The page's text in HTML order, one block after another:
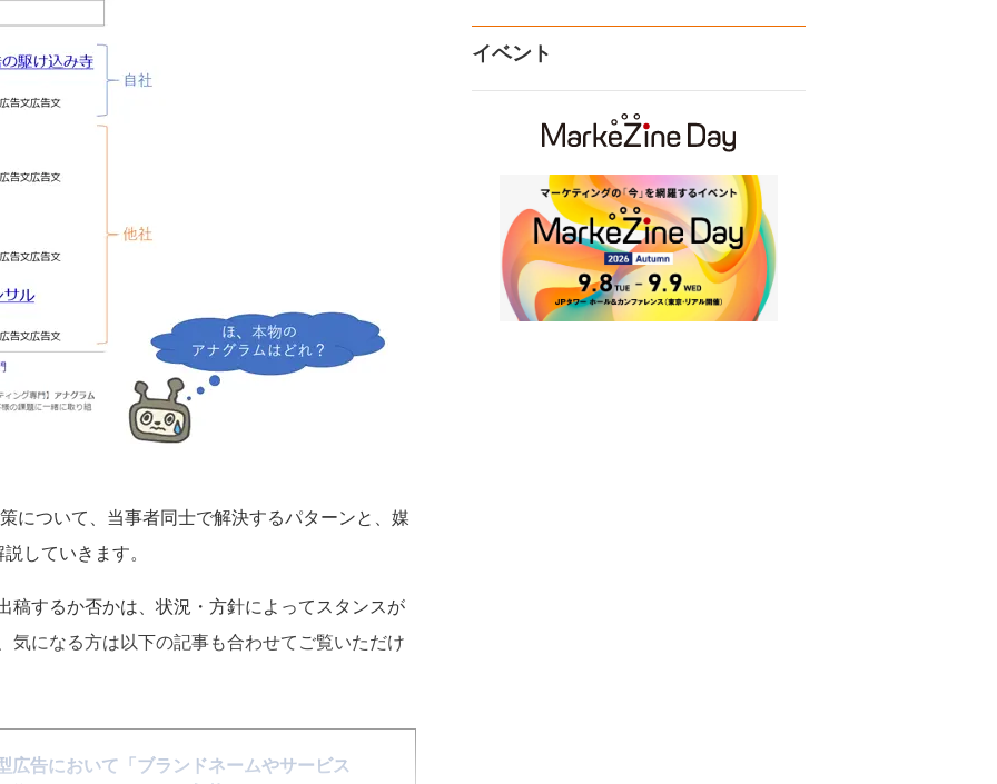
ついて、当事者同士で解決するパターンと、媒
していきます。
するか否かは、状況・方針によってスタンスが
気になる方は以下の記事も合わせてご覧いただけ
広告において「ブランドネームやサービス
イベント